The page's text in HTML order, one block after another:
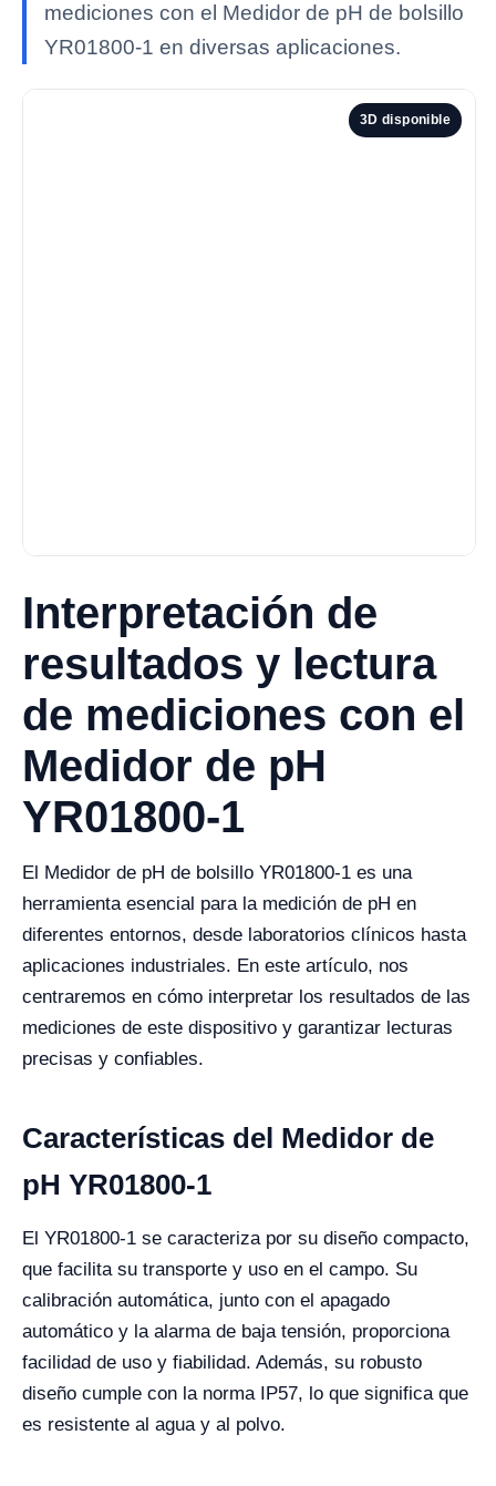
mediciones con el Medidor de pH de bolsillo
YR01800-1 en diversas aplicaciones.
3D disponible
Interpretación de
resultados y lectura
de mediciones con el
Medidor de pH
YR01800-1
El Medidor de pH de bolsillo YR01800-1 es una
herramienta esencial para la medición de pH en
diferentes entornos, desde laboratorios clínicos hasta
aplicaciones industriales. En este artículo, nos
centraremos en cómo interpretar los resultados de las
mediciones de este dispositivo y garantizar lecturas
precisas y confiables.
Características del Medidor de
pH YR01800-1
El YR01800-1 se caracteriza por su diseño compacto,
que facilita su transporte y uso en el campo. Su
calibración automática, junto con el apagado
automático y la alarma de baja tensión, proporciona
facilidad de uso y fiabilidad. Además, su robusto
diseño cumple con la norma IP57, lo que significa que
es resistente al agua y al polvo.